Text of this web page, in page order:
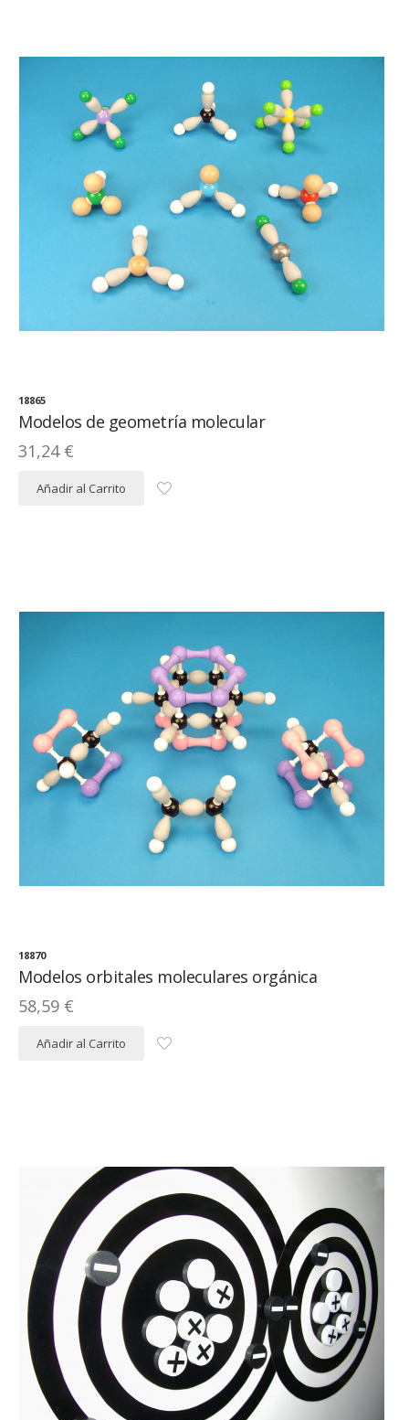
18865
Modelos de geometría molecular
31,24 €
Añadir al Carrito
18870
Modelos orbitales moleculares orgánica
58,59 €
Añadir al Carrito